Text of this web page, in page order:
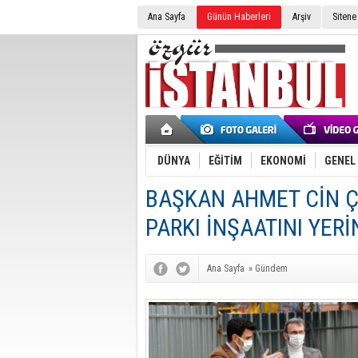
Ana Sayfa Günün Haberleri Arşiv
DÜNYA EĞİTİM EKONOMİ GENEL
BAŞKAN AHMET CİN
PARKI İNŞAATINI
Ana Sayfa » Gündem